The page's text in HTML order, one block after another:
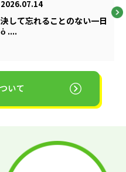
2026.07.14
決して忘れることのない一日
ὁ ....